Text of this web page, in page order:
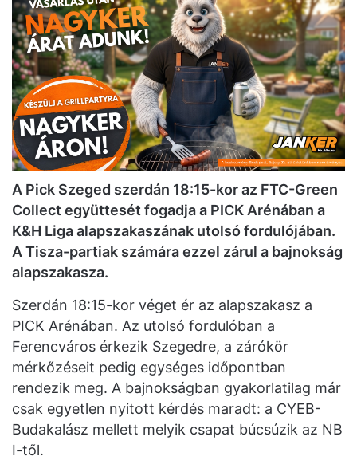
A Pick Szeged szerdán 18:15-kor az FTC-Green
Collect együttesét fogadja a PICK Arénában a
K&H Liga alapszakaszának utolsó fordulójában.
A Tisza-partiak számára ezzel zárul a bajnokság
alapszakasza.
Szerdán 18:15-kor véget ér az alapszakasz a
PICK Arénában. Az utolsó fordulóban a
Ferencváros érkezik Szegedre, a zárókör
mérkőzéseit pedig egységes időpontban
rendezik meg. A bajnokságban gyakorlatilag már
csak egyetlen nyitott kérdés maradt: a CYEB-
Budakalász mellett melyik csapat búcsúzik az NB
I-től.